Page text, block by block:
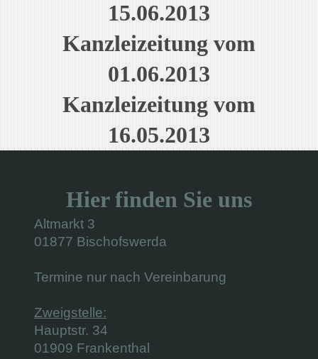
15.06.2013
Kanzleizeitung vom
01.06.2013
Kanzleizeitung vom
16.05.2013
Hier finden Sie uns
Altmarkt 3
01877 Bischofswerda
Termine nur nach Vereinbarung
Zweigstelle:
Hauptstr. 34
01909 Frankenthal